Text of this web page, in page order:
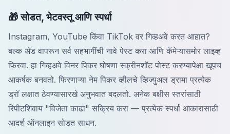
🎁 सोडत, भेटवस्तू आणि स्पर्धा
Instagram, YouTube किंवा TikTok वर गिव्हअवे करत आहात?
बल्क अ‍ॅड वापरून सर्व सहभागींची नावे पेस्ट करा आणि कॅमेऱ्यासमोर लाइव्ह
फिरवा. हा गिव्हअवे विनर पिकर घोषणा स्क्रीनशॉट पोस्ट करण्यापेक्षा खूपच
आकर्षक बनवतो. फिरणाऱ्या नेम पिकर व्हीलचे व्हिज्युअल ड्रामा प्रत्येक
ड्रॉ लक्षात ठेवण्यासारखे अनुभवात बदलतो. अनेक बक्षीस स्तरांसाठी
रिपीटशिवाय "विजेता काढा" सक्रिय करा — प्रत्येक स्पर्धा आकारासाठी
आदर्श ऑनलाइन सोडत साधन.